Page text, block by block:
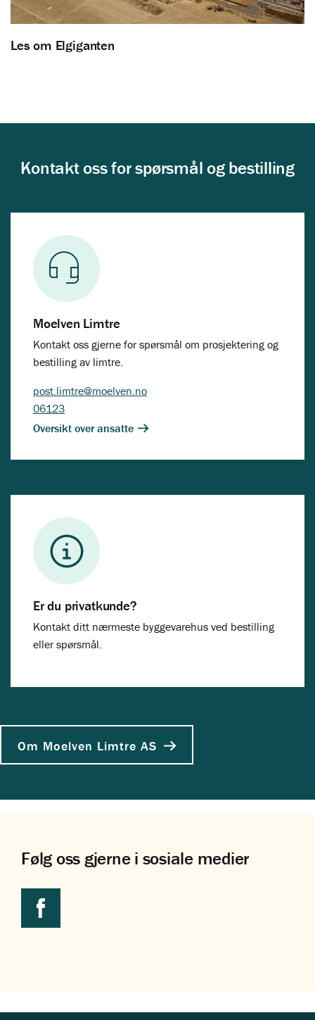
Les om Elgiganten
Kontakt oss for spørsmål og bestilling
Moelven Limtre
Kontakt oss gjerne for spørsmål om prosjektering og
bestilling av limtre.
post.limtre@moelven.no
06123
Oversikt over ansatte
Er du privatkunde?
Kontakt ditt nærmeste byggevarehus ved bestilling
eller spørsmål.
Om Moelven Limtre AS
Følg oss gjerne i sosiale medier